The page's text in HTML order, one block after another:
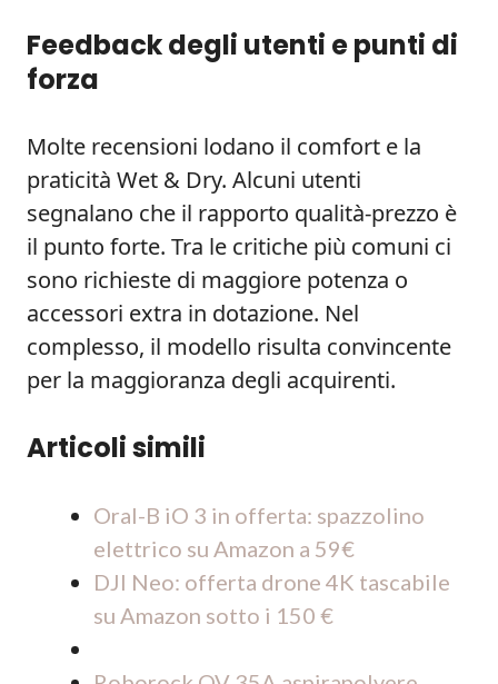
Feedback degli utenti e punti di
forza
Molte recensioni lodano il comfort e la
praticità Wet & Dry. Alcuni utenti
segnalano che il rapporto qualità-prezzo è
il punto forte. Tra le critiche più comuni ci
sono richieste di maggiore potenza o
accessori extra in dotazione. Nel
complesso, il modello risulta convincente
per la maggioranza degli acquirenti.
Articoli simili
Oral-B iO 3 in offerta: spazzolino
elettrico su Amazon a 59€
DJI Neo: offerta drone 4K tascabile
su Amazon sotto i 150 €